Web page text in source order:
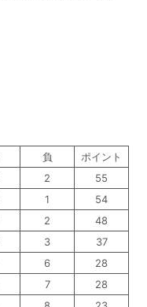
負
ポイント
2
55
1
54
2
48
3
37
6
28
7
28